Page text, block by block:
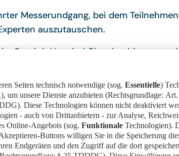
Messerundgang, bei dem
auszutauschen.
Bereich Hospital Cleaning bieten –
Auswertung der
Laden Sie die
CirclealsPDFmit